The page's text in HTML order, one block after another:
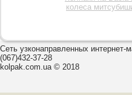
колеса
Сеть узконаправленных интернет-
(067)432-37-28
kolpak.com.ua © 2018